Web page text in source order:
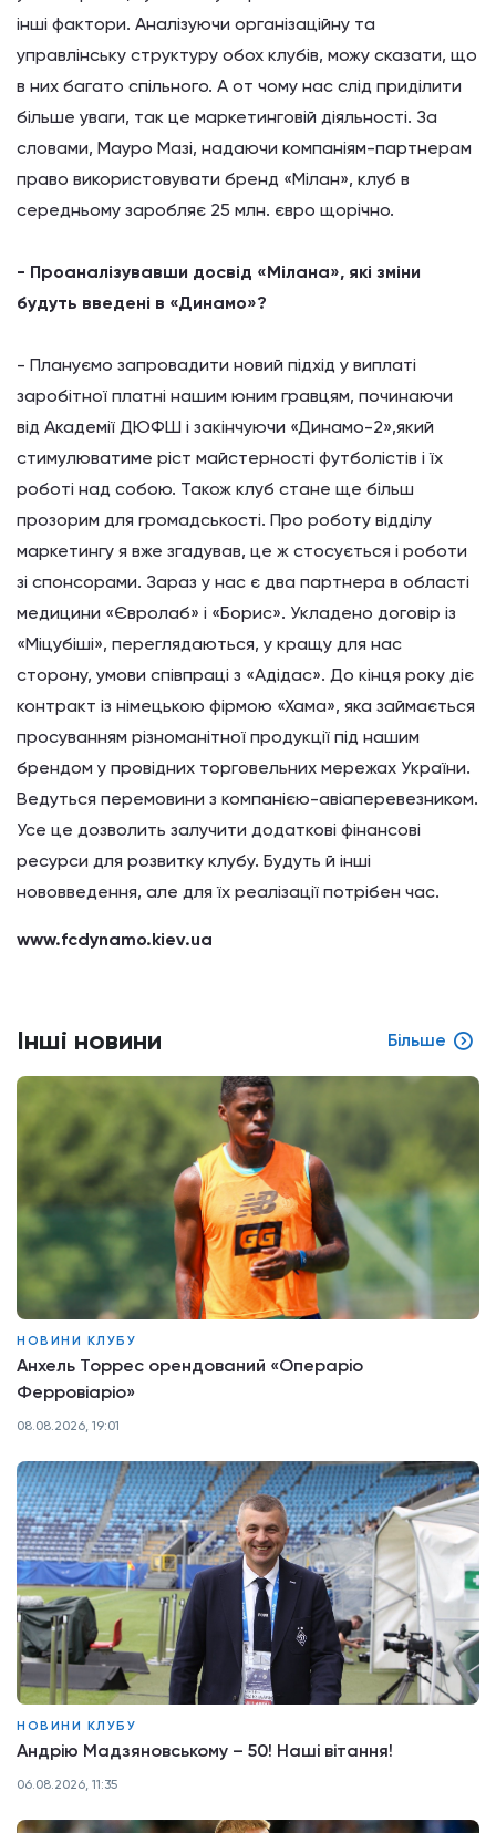
інші фактори. Аналізуючи організаційну та
управлінську структуру обох клубів, можу сказати, що
в них багато спільного. А от чому нас слід приділити
більше уваги, так це маркетинговій діяльності. За
словами, Мауро Мазі, надаючи компаніям-партнерам
право використовувати бренд «Мілан», клуб в
середньому заробляє 25 млн. євро щорічно.
- Проаналізувавши досвід «Мілана», які зміни
будуть введені в «Динамо»?
- Плануємо запровадити новий підхід у виплаті
заробітної платні нашим юним гравцям, починаючи
від Академії ДЮФШ і закінчуючи «Динамо-2»,який
стимулюватиме ріст майстерності футболістів і їх
роботі над собою. Також клуб стане ще більш
прозорим для громадськості. Про роботу відділу
маркетингу я вже згадував, це ж стосується і роботи
зі спонсорами. Зараз у нас є два партнера в області
медицини «Євролаб» і «Борис». Укладено договір із
«Міцубіші», переглядаються, у кращу для нас
сторону, умови співпраці з «Адідас». До кінця року діє
контракт із німецькою фірмою «Хама», яка займається
просуванням різноманітної продукції під нашим
брендом у провідних торговельних мережах України.
Ведуться перемовини з компанією-авіаперевезником.
Усе це дозволить залучити додаткові фінансові
ресурси для розвитку клубу. Будуть й інші
нововведення, але для їх реалізації потрібен час.
www.fcdynamo.kiev.ua
Інші новини Більше
НОВИНИ КЛУБУ
Анхель Торрес орендований «Операріо
Ферровіаріо»
08.08.2026, 19:01
НОВИНИ КЛУБУ
Андрію Мадзяновському – 50! Наші вітання!
06.08.2026, 11:35